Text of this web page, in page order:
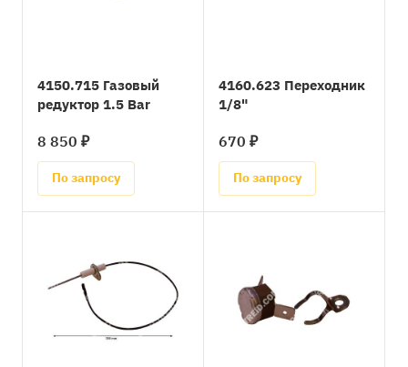
4150.715 Газовый
редуктор 1.5 Bar
8 850 ₽
По запросу
4160.623 Переходник
1/8"
670 ₽
По запросу